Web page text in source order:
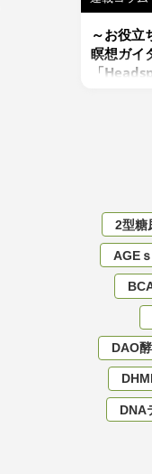
～お役立
瞑想ガイ
「
2型糖
AGEｓ
DAO
DNA